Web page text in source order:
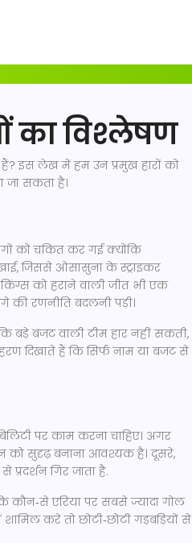
का विश्लेषण
इस लेख में हम उन प्रमुख हारों को
सकता है।
को चकित कर गई क्योंकि
जिससे ओसासुना के स्ट्राइकर
को हराने वाली जीत भी एक
की रणनीति बदलनी पड़ी।
बड़े बजट वाली टीम हार नहीं सकती,
दिखाते हैं कि सिर्फ नाम या बजट से
पर काम करना चाहिए। अगर
को सुदृढ़ बनाना आवश्यक है। दूसरे,
गिर जाता है.
एरिया पर सबसे ज्यादा गोल
करे तो छोटी‑छोटी गड़बड़ियों से